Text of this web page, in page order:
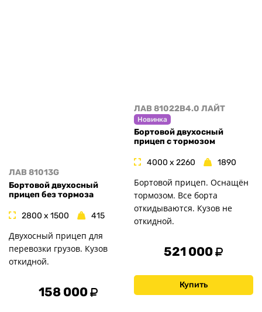
ЛАВ 81013G
Бортовой двухосный
прицеп без тормоза
2800 x 1500 415
Двухосный прицеп для
перевозки грузов. Кузов
откидной.
158 000
ЛАВ 81022B4.0 ЛАЙТ
Новинка
Бортовой двухосный
прицеп с тормозом
4000 x 2260 1890
Бортовой прицеп. Оснащён
тормозом. Все борта
откидываются. Кузов не
откидной.
521 000
Купить